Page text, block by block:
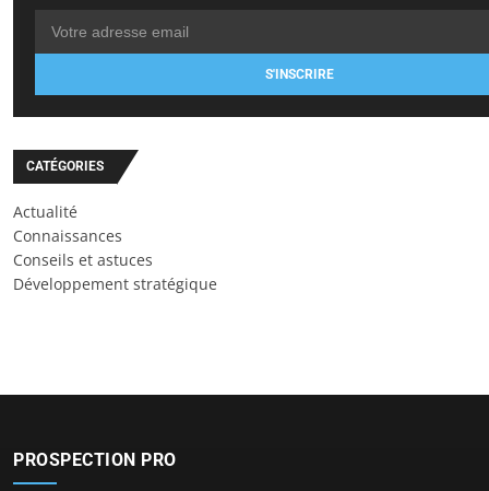
S'INSCRIRE
CATÉGORIES
Actualité
Connaissances
Conseils et astuces
Développement stratégique
PROSPECTION PRO